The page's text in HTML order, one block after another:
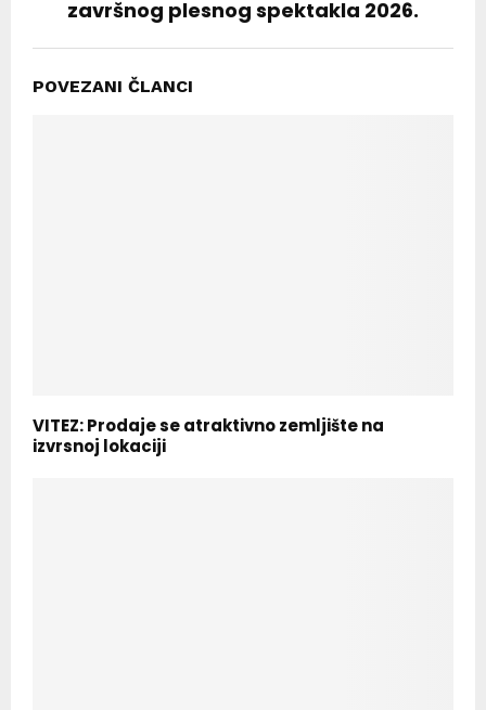
završnog plesnog spektakla 2026.
POVEZANI ČLANCI
VITEZ: Prodaje se atraktivno zemljište na
izvrsnoj lokaciji